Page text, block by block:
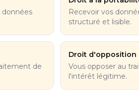
données
Recevoir vos
structuré et lisible.
de
Droit d'opposition
Vous opposer au
l'intérêt légitime.